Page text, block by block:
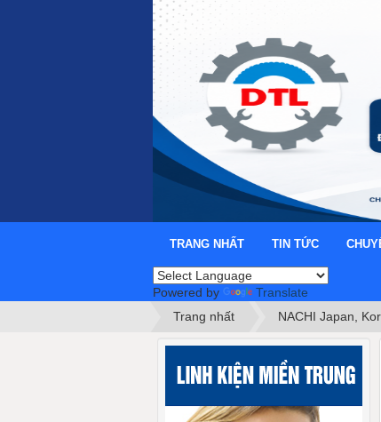
TRANG NHẤT TIN TỨC
Powered by
Translate
Trang nhất
NACHI Japan,